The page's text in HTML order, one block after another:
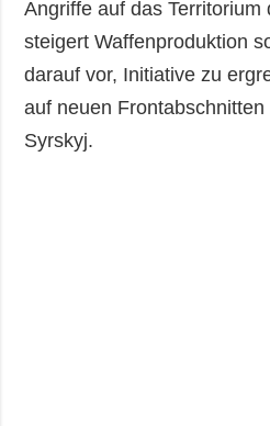
Angriffe auf das Territorium
steigert Waffenproduktion
darauf vor, Initiative zu
auf neuen Frontabschnitten
Syrskyj.